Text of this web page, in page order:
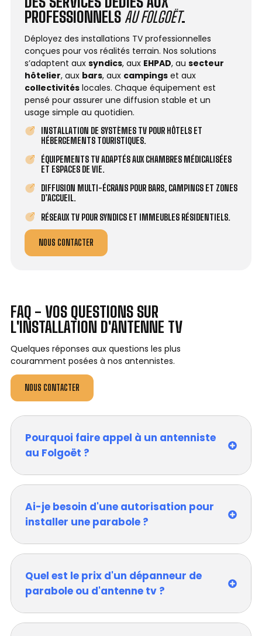
PROFESSIONNELS AU FOLGOËT.
Déployez des installations TV professionnelles
conçues pour vos réalités terrain. Nos solutions
s’adaptent aux syndics, aux EHPAD, au secteur
hôtelier, aux bars, aux campings et aux
collectivités locales. Chaque équipement est
pensé pour assurer une diffusion stable et un
usage simple au quotidien.
INSTALLATION DE SYSTÈMES TV POUR HÔTELS ET
HÉBERGEMENTS TOURISTIQUES.
ÉQUIPEMENTS TV ADAPTÉS AUX CHAMBRES MÉDICALISÉES
ET ESPACES DE VIE.
DIFFUSION MULTI-ÉCRANS POUR BARS, CAMPINGS ET ZONES
D’ACCUEIL.
RÉSEAUX TV POUR SYNDICS ET IMMEUBLES RÉSIDENTIELS.
NOUS CONTACTER
FAQ - VOS QUESTIONS SUR
L'INSTALLATION D'ANTENNE TV
Quelques réponses aux questions les plus
couramment posées à nos antennistes.
NOUS CONTACTER
Pourquoi faire appel à un antenniste
au Folgoët ?
Ai-je besoin d'une autorisation pour
installer une parabole ?
Quel est le prix d'un dépanneur de
parabole ou d'antenne tv ?